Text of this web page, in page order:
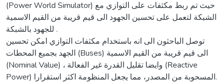
(Power World Simulator) حيث تم ربط مكثفات على التوازي مع
الشبكة لتعمل على تحسين الجهود الى قيم قريبة من القيم الاسمية
للجهود بالشبكة .
توصل الباحثون الى انه باستخدام مكثفات التوازي امكن تحسين
الجهد بجميع المحطات (Buses) الى قيم قريبة من القيم الاسمية
(Nominal Value) ، وايضا تقليل القدرة غير الفعالة (Reactive
Power) المسحوبة من المصدر، مما يجعل المنظومة اكثر استقرارا.